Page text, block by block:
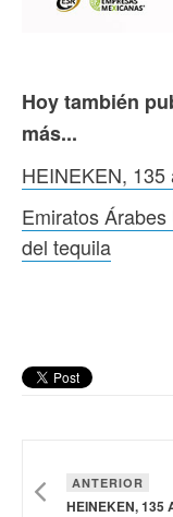
Hoy también
más...
HEINEKEN,
Emiratos
del tequila
ANTERIOR
HEINEKEN, 135